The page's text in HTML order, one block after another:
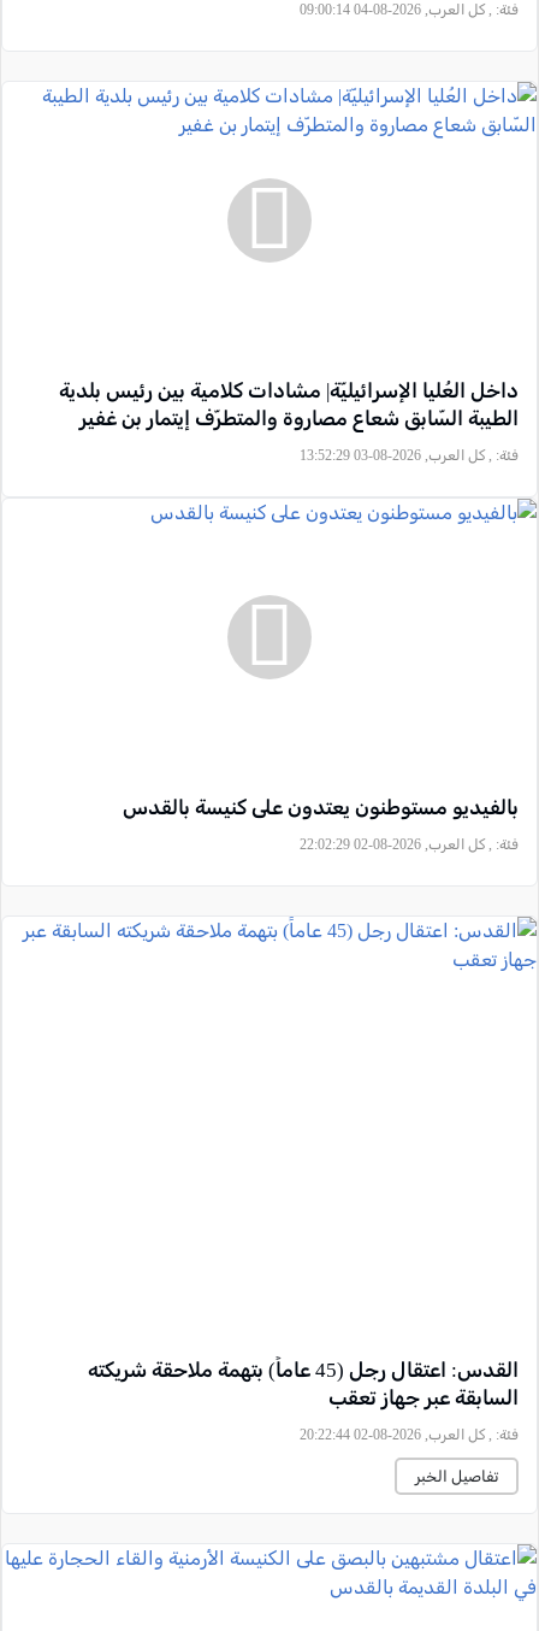
فئة: , كل العرب, 2026-08-04 09:00:14
داخل العُليا الإسرائيليّة| مشادات كلامية بين رئيس بلدية
الطيبة السّابق شعاع مصاروة والمتطرّف إيتمار بن غفير
فئة: , كل العرب, 2026-08-03 13:52:29
بالفيديو مستوطنون يعتدون على كنيسة بالقدس
فئة: , كل العرب, 2026-08-02 22:02:29
القدس: اعتقال رجل (45 عاماً) بتهمة ملاحقة شريكته
السابقة عبر جهاز تعقب
فئة: , كل العرب, 2026-08-02 20:22:44
تفاصيل الخبر